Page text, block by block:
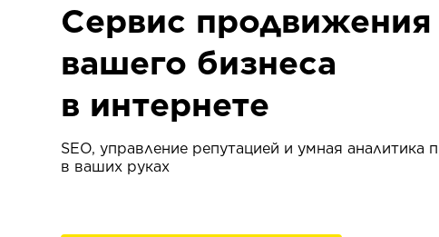
Сервис продвижения
вашего бизнеса
в интернете
SEO, управление репутацией и умная аналитика
в ваших руках